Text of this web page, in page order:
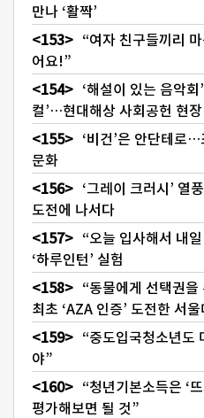
만나 ‘활짝’
“여자 친구들끼리
어요!”
‘해설이 있는 음악회
컬’…현대해상 사회공헌 현장
‘비건’은 안단테로…
문화
‘그레이 크러시’ 열
도전에 나서다
“오늘 입사해서 내
‘하루인턴’ 실험
“동물에게 선택권
최초 ‘AZA 인증’ 도전한 서
“중도입국청소년도
야”
“청년기본소득은 ‘
평가해보면 될 것”